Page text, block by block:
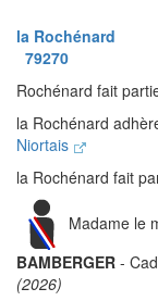
la Rochénard
79270
Rochénard fait
la Rochénard
Niortais
la Rochénard fait
Madame le
BAMBERGER -
(2026)